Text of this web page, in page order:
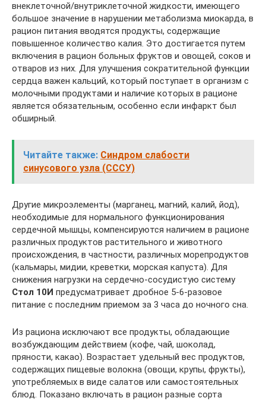
внеклеточной/внутриклеточной жидкости, имеющего
большое значение в нарушении метаболизма миокарда, в
рацион питания вводятся продукты, содержащие
повышенное количество калия. Это достигается путем
включения в рацион больных фруктов и овощей, соков и
отваров из них. Для улучшения сократительной функции
сердца важен кальций, который поступает в организм с
молочными продуктами и наличие которых в рационе
является обязательным, особенно если инфаркт был
обширный.
Читайте также: Синдром слабости
синусового узла (СССУ)
Другие микроэлементы (марганец, магний, калий, йод),
необходимые для нормального функционирования
сердечной мышцы, компенсируются наличием в рационе
различных продуктов растительного и животного
происхождения, в частности, различных морепродуктов
(кальмары, мидии, креветки, морская капуста). Для
снижения нагрузки на сердечно-сосудистую систему
Стол 10И предусматривает дробное 5-6-разовое
питание с последним приемом за 3 часа до ночного сна.
Из рациона исключают все продукты, обладающие
возбуждающим действием (кофе, чай, шоколад,
пряности, какао). Возрастает удельный вес продуктов,
содержащих пищевые волокна (овощи, крупы, фрукты),
употребляемых в виде салатов или самостоятельных
блюд. Показано включать в рацион разные сорта